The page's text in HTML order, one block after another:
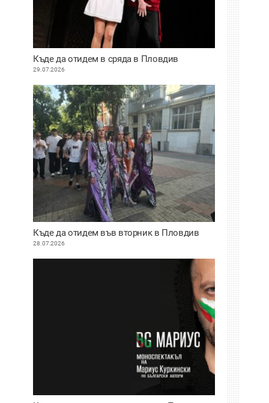
Къде да отидем в сряда в Пловдив
29.07.2026
Къде да отидем във вторник в Пловдив
28.07.2026